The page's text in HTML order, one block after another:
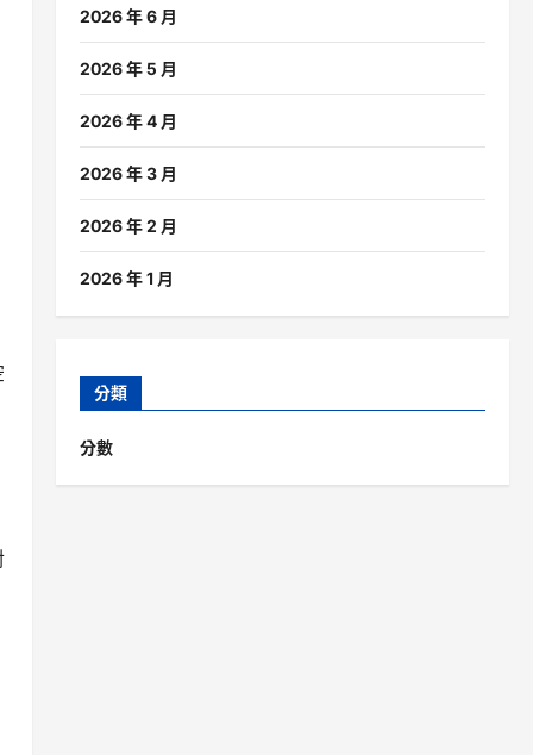
2026 年 6 月
2026 年 5 月
2026 年 4 月
2026 年 3 月
2026 年 2 月
2026 年 1 月
分類
分數